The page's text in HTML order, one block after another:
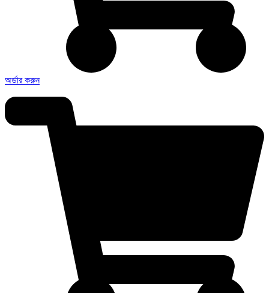
অর্ডার করুন